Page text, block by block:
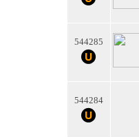
544285
544284